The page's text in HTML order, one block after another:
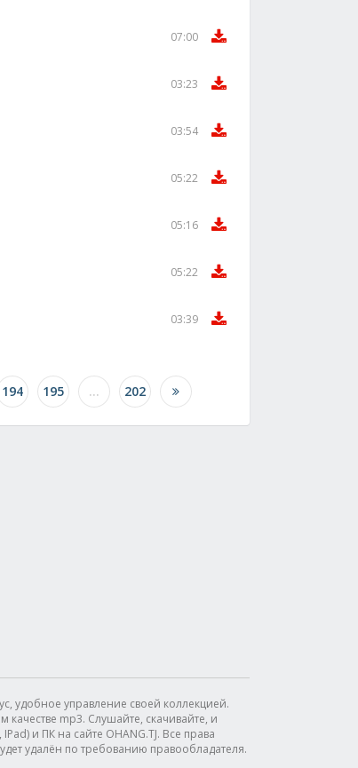
07:00
03:23
03:54
05:22
05:16
05:22
03:39
194 195 ... 202
удобное управление своей коллекцией.
mp3. Слушайте, скачивайте, и
и ПК на сайте OHANG.TJ. Все права
удалён по требованию правообладателя.